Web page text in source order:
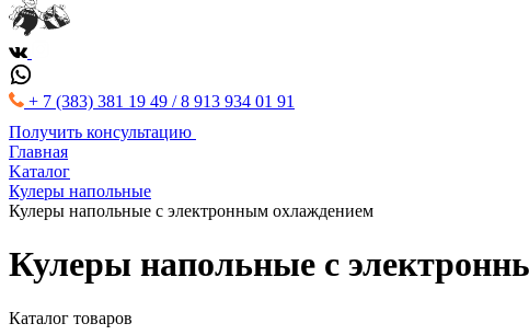
+ 7 (383) 381 19 49 / 8 913 934 01 91
Получить консультацию
Главная
Kаталог
Кулеры напольные
Кулеры напольные с электронным охлаждением
Кулеры напольные с
Каталог товаров